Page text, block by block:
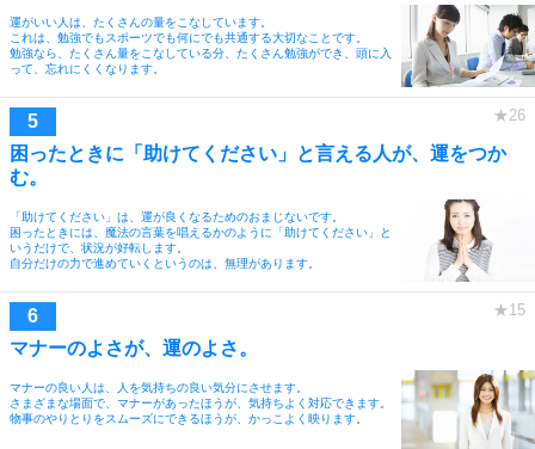
運がいい人は、たくさんの量をこなしています。
これは、勉強でもスポーツでも何にでも共通する大切なことです。
勉強なら、たくさん量をこなしている分、たくさん勉強ができ、頭に入
って、忘れにくくなります。
困ったときに「助けてください」と言える人が、運をつか
む。
「助けてください」は、運が良くなるためのおまじないです。
困ったときには、魔法の言葉を唱えるかのように「助けてください」と
いうだけで、状況が好転します。
自分だけの力で進めていくというのは、無理があります。
マナーのよさが、運のよさ。
マナーの良い人は、人を気持ちの良い気分にさせます。
さまざまな場面で、マナーがあったほうが、気持ちよく対応できます。
物事のやりとりをスムーズにできるほうが、かっこよく映ります。